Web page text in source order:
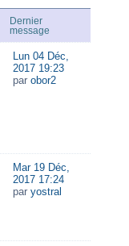
Dernier
message
Lun 04 Déc,
2017 19:23
par obor2
Mar 19 Déc,
2017 17:24
par yostral